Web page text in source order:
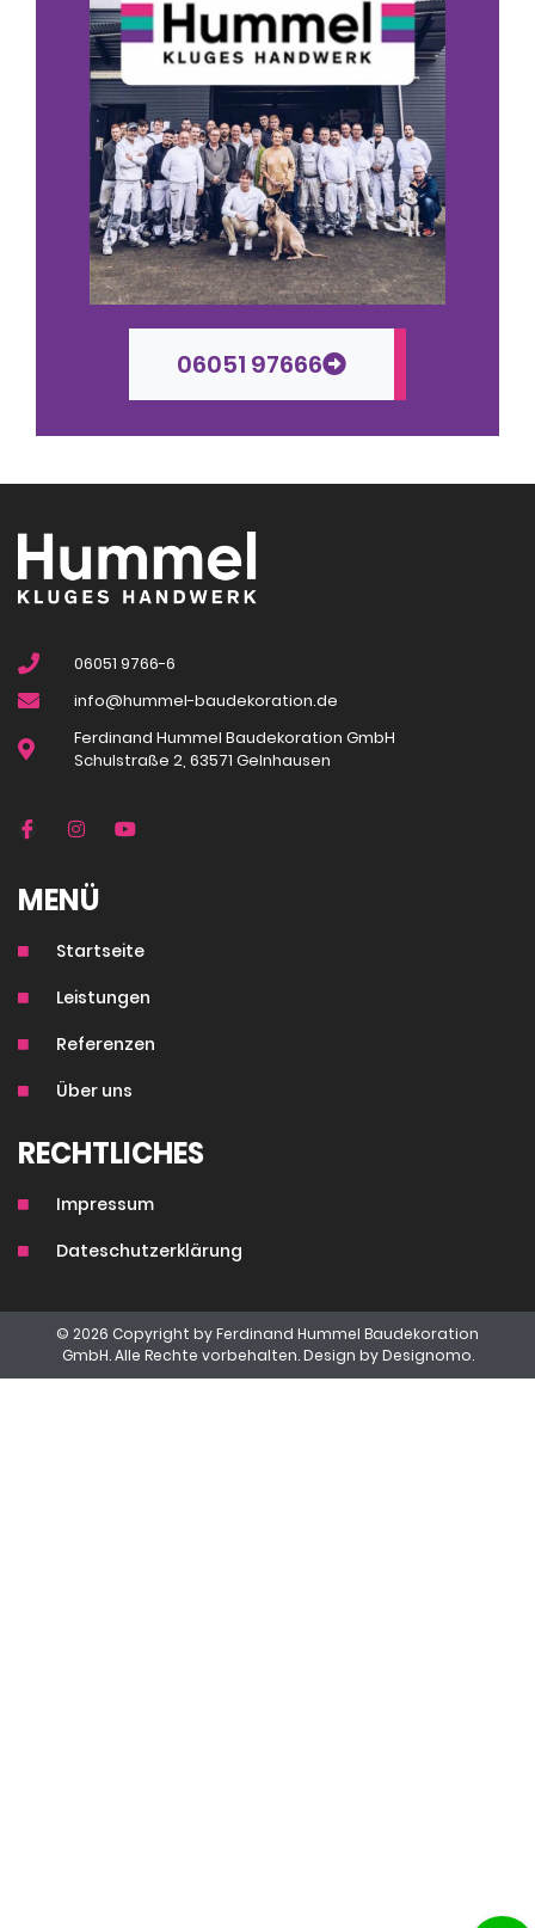
06051 97666
06051 9766-6
info@hummel-baudekoration.de
Ferdinand Hummel Baudekoration GmbH
Schulstraße 2, 63571 Gelnhausen
MENÜ
Startseite
Leistungen
Referenzen
Über uns
RECHTLICHES
Impressum
Dateschutzerklärung
© 2026 Copyright by Ferdinand Hummel Baudekoration
GmbH. Alle Rechte vorbehalten. Design byDesignomo.